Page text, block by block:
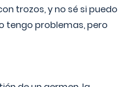
trozos, y no sé si puedo
tengo problemas, pero